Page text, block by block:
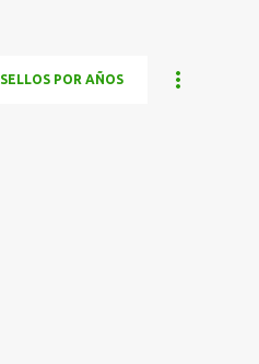
SELLOS POR AÑOS